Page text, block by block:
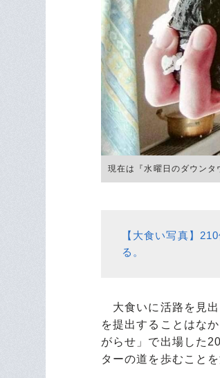
現在は『水曜日のダウン
【大食い写真】
る。
大食いに活路を見出
を提出することはな
がらせ」で出場した
ターの道を歩むことを